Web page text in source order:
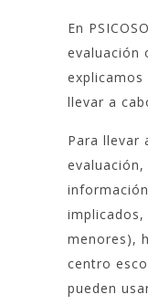
En
evaluación
explicamos
llevar a
Para llevar
implicados,
menores),
centro
pueden